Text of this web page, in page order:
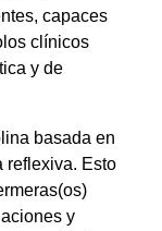
capaces
clínicos
y de
basada en
reflexiva. Esto
y